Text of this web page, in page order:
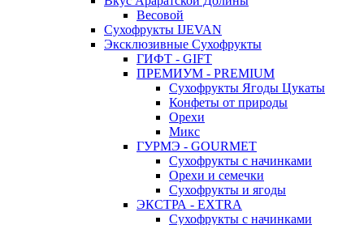
Весовой
Сухофрукты IJEVAN
Эксклюзивные Сухофрукты
ГИФТ - GIFT
ПРЕМИУМ - PREMIUM
Сухофрукты Ягоды Цукаты
Конфеты от природы
Орехи
Микс
ГУРМЭ - GOURMET
Сухофрукты с начинками
Орехи и семечки
Сухофрукты и ягоды
ЭКСТРА - EXTRA
Сухофрукты с начинками